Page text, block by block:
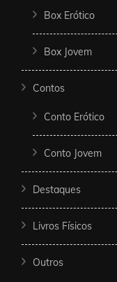
Box Erótico
Box Jovem
Contos
Conto Erótico
Conto Jovem
Destaques
Livros Físicos
Outros